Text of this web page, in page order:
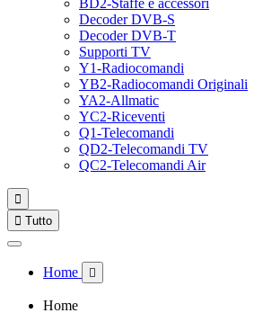
BD2-Staffe e accessori
Decoder DVB-S
Decoder DVB-T
Supporti TV
Y1-Radiocomandi
YB2-Radiocomandi Originali
YA2-Allmatic
YC2-Riceventi
Q1-Telecomandi
QD2-Telecomandi TV
QC2-Telecomandi Air

 Tutto
Home 
Home